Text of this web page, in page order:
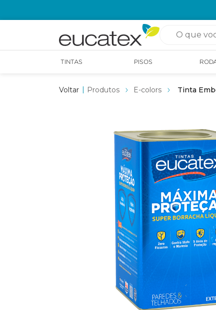
O que você
TINTAS PISOS
Produtos E-colors Tinta